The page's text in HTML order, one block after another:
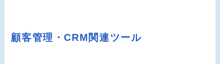
顧客管理・CRM関連ツール